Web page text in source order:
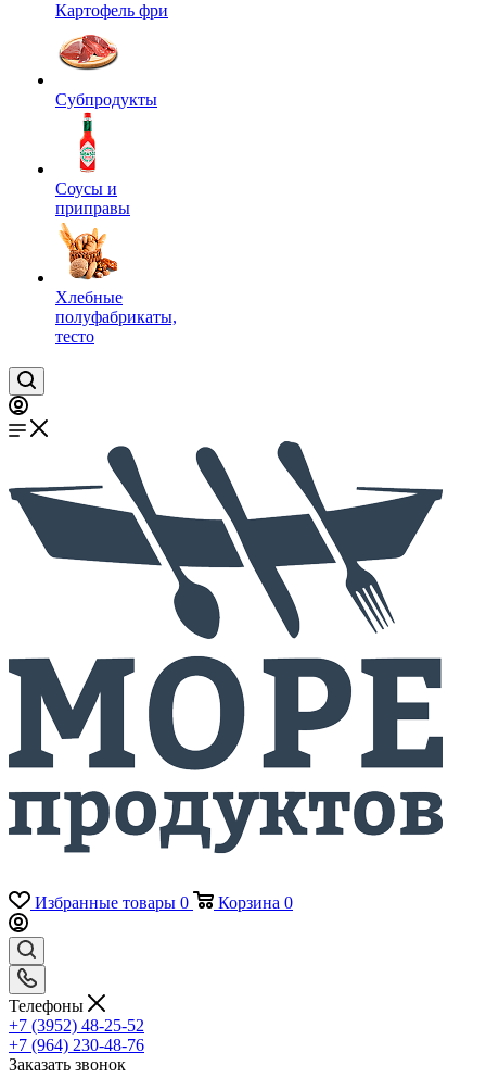
Картофель фри
Субпродукты
Соусы и
приправы
Хлебные
полуфабрикаты,
тесто
Избранные товары 0 Корзина 0
Телефоны
+7 (3952) 48-25-52
+7 (964) 230-48-76
Заказать звонок